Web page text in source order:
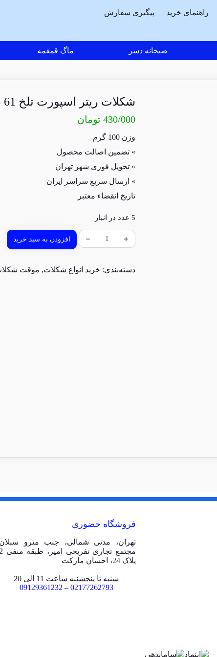
راهنمای خرید
پیگیری سفارش
صبحانه دسر ماگ قمقمه
شکلات ریتر اسپورت تلخ 61 درصد 100 گرمی
430/000 تومان
وزن 100 گرم
» تضمین اصالت محصول
» تحویل فوری شهر تهران
» ارسال سریع سراسر ایران
تاریخ انقضاء معتبر
5 عدد در انبار
افزودن به سبد خرید
دسته‌بندی: خرید انواع شکلات, موقت
فروشگاه حضوری
تهران، مدنی شمالی، جنب مترو
پلاک 24، احسان مارکت
شنبه تا پنجشنبه ساعت 11 الی 20
02177262793
–
09129361232